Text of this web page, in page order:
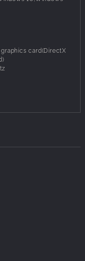
Pixel ist
Abenteuer mit
Kanonier für Sie zu
und
und
card(DirectX